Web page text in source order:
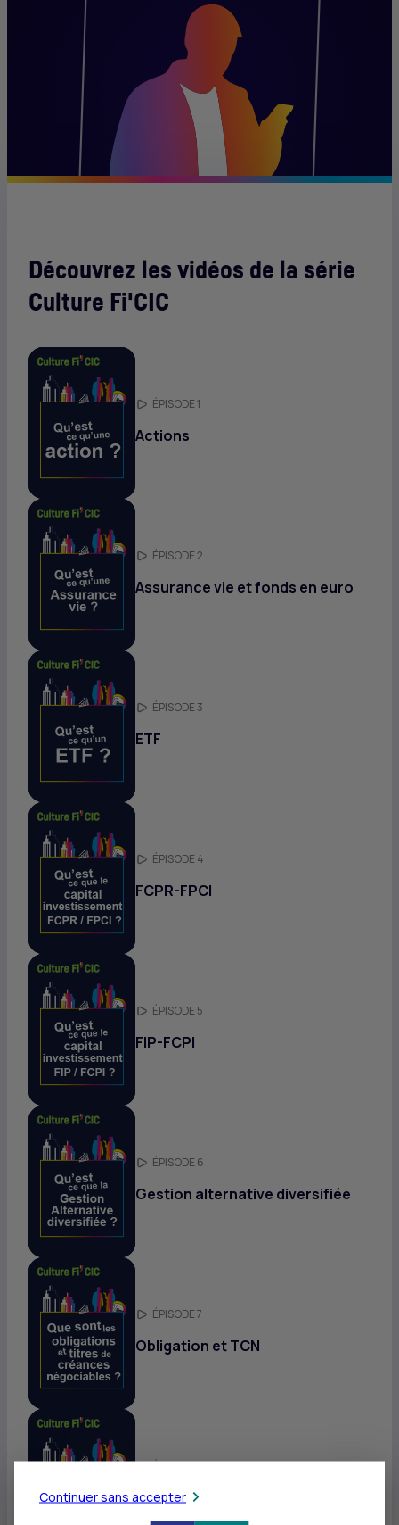
Découvrez les vidéos de la série
Culture Fi'CIC
ÉPISODE 1
Actions
ÉPISODE 2
Assurance vie et fonds en euro
ÉPISODE 3
ETF
ÉPISODE 4
FCPR-FPCI
ÉPISODE 5
FIP-FCPI
ÉPISODE 6
Gestion alternative diversifiée
ÉPISODE 7
Obligation etTCN
ÉPISODE 8
Obligations convertibles
Continuer sans accepter